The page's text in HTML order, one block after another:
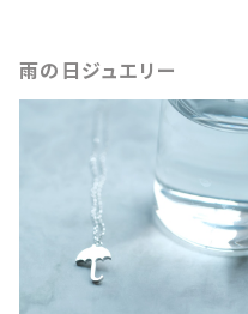
雨の日ジュエリー